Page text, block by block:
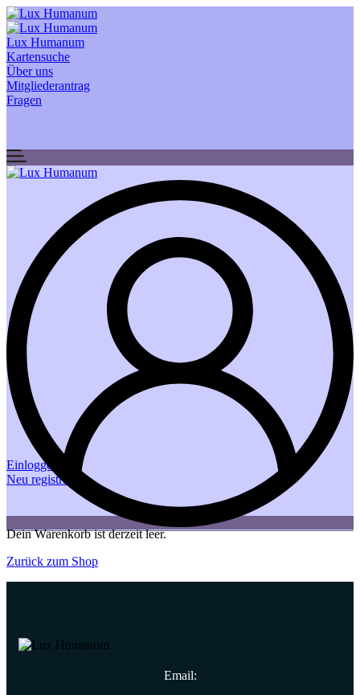
Lux Humanum
Kartensuche
Über uns
Mitgliederantrag
Fragen
Einloggen
Neu registrieren
Dein Warenkorb ist derzeit leer.
Zurück zum Shop
Email: